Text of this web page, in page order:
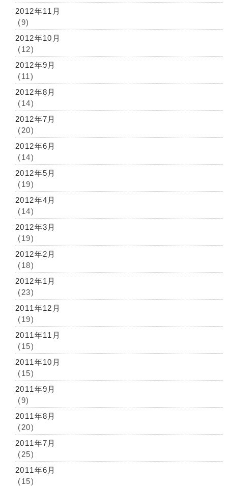
2012年11月
(9)
2012年10月
(12)
2012年9月
(11)
2012年8月
(14)
2012年7月
(20)
2012年6月
(14)
2012年5月
(19)
2012年4月
(14)
2012年3月
(19)
2012年2月
(18)
2012年1月
(23)
2011年12月
(19)
2011年11月
(15)
2011年10月
(15)
2011年9月
(9)
2011年8月
(20)
2011年7月
(25)
2011年6月
(15)